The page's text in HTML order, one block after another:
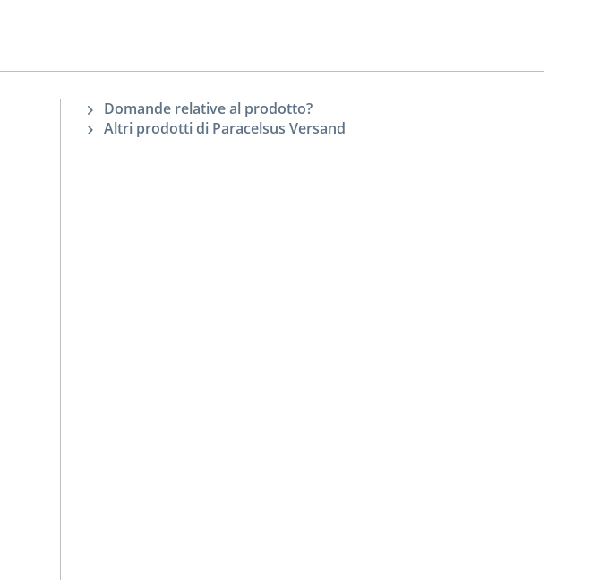
Domande relative al prodotto?
Altri prodotti di Paracelsus Versand